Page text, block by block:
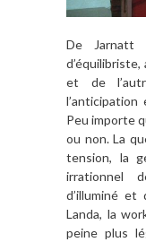
De Jarnatt
et de
Peu importe
ou non. La
tension, la
irrationnel
d’illuminé
Landa, la
peine plus